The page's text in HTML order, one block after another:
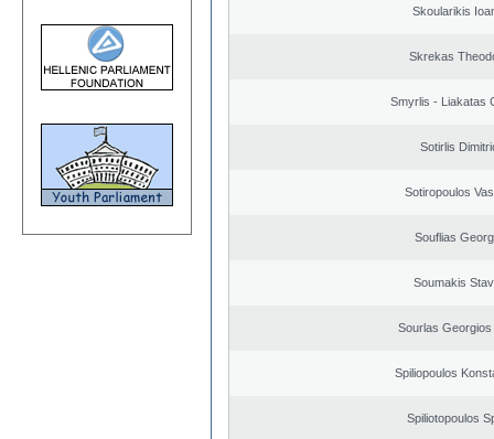
Skoularikis
Skrekas
Smyrlis - Liakatas
Sotirlis
Sotiropoulos
Souflias
Soumakis
Sourlas Georgios
Spiliopoulos
Spiliotopoulos